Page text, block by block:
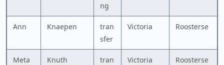
ng
Ann Knaepen
tran
sfer
Victoria Roosterse
Meta Knuth
tran
Victoria Roosterse